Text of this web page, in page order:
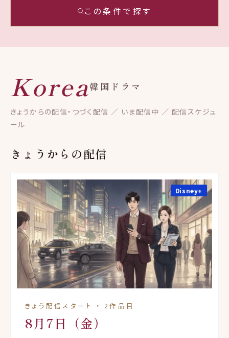
この条件で探す
Korea韓国ドラマ
きょうからの配信・つづく配信 ／ いま配信中 ／ 配信スケジュ
ール
きょうからの配信
Disney+
きょう配信スタート ・ 2作品目
8月7日（金）